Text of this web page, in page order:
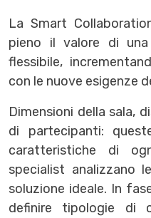
La Smart
pieno il valore di
flessibile,
con le nuove esigenze
Dimensioni della sala,
di partecipanti:
caratteristiche di
specialist analizzano
soluzione ideale. In
definire tipologie di